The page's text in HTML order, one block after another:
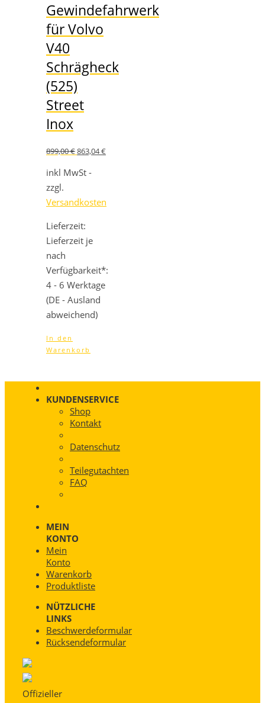
Gewindefahrwerk
für Volvo
V40
Schrägheck
(525)
Street
Inox
899,00€ Ursprünglicher
war:
863,04€Aktueller
inkl MwSt -
zzgl.
Versandkosten
Lieferzeit:
Lieferzeit je
nach
Verfügbarkeit*:
4 - 6 Werktage
(DE - Ausland
abweichend)
In den
Warenkorb
KUNDENSERVICE
Shop
Kontakt
Datenschutz
Teilegutachten
FAQ
MEIN
KONTO
Mein
Konto
Warenkorb
Produktliste
NÜTZLICHE
LINKS
Beschwerdeformular
Rücksendeformular
Offizieller